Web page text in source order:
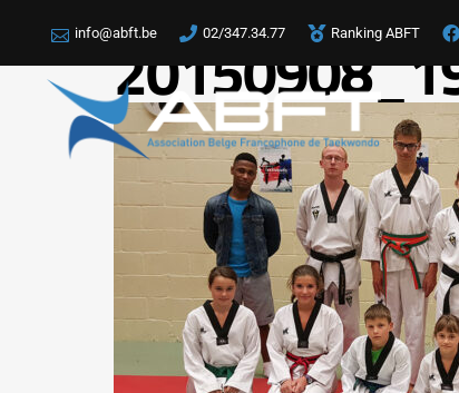
info@abft.be 02/347.34.77 Ranking ABFT